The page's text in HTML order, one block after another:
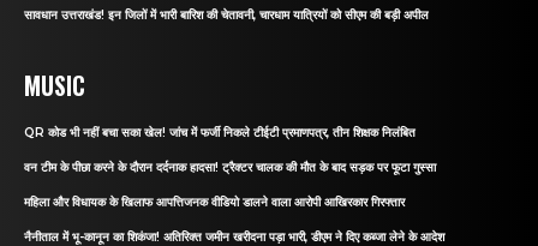
सावधान उत्तराखंड! इन जिलों में भारी बारिश की चेतावनी, चारधाम यात्रियों को सीएम की बड़ी अपील
MUSIC
QR कोड भी नहीं बचा सका खेल! जांच में फर्जी निकले टीईटी प्रमाणपत्र, तीन शिक्षक निलंबित
वन टीम के पीछा करने के दौरान दर्दनाक हादसा! ट्रैक्टर चालक की मौत के बाद सड़क पर फूटा गुस्सा
महिला और विधायक के खिलाफ आपत्तिजनक वीडियो डालने वाला आरोपी आखिरकार गिरफ्तार
नैनीताल में भू-कानून का शिकंजा! अतिरिक्त जमीन खरीदना पड़ा भारी, डीएम ने दिए कब्जा लेने के आदेश